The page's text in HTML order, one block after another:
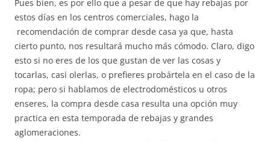
Pues bien, es por ello que a pesar de que hay rebajas por
estos días en los centros comerciales, hago la
recomendación de comprar desde casa ya que, hasta
cierto punto, nos resultará mucho más cómodo. Claro, digo
esto si no eres de los que gustan de ver las cosas y
tocarlas, casi olerlas, o prefieres probártela en el caso de la
ropa; pero si hablamos de electrodomésticos u otros
enseres, la compra desde casa resulta una opción muy
practica en esta temporada de rebajas y grandes
aglomeraciones.